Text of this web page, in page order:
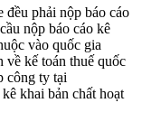
đều phải nộp báo cáo
nộp báo cáo kê
vào quốc gia
về kế toán thuế quốc
công ty tại
khai bản chất hoạt